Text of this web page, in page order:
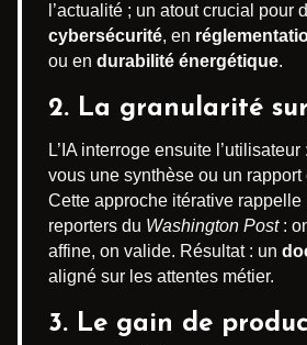
l’actualité ; un atout crucial pour
cybersécurité, en
ou en durabilité énergétique.
2. La granularité
L’IA interroge ensuite
vous une synthèse ou un rapport
Cette approche itérative rappelle
reporters du Washington Post:
affine, on valide. Résultat : un
aligné sur les attentes métier.
3. Le gain de